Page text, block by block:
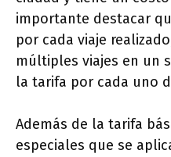
importante destacar
por cada viaje
múltiples viajes en un
la tarifa por cada uno
Además de la tarifa
especiales que se